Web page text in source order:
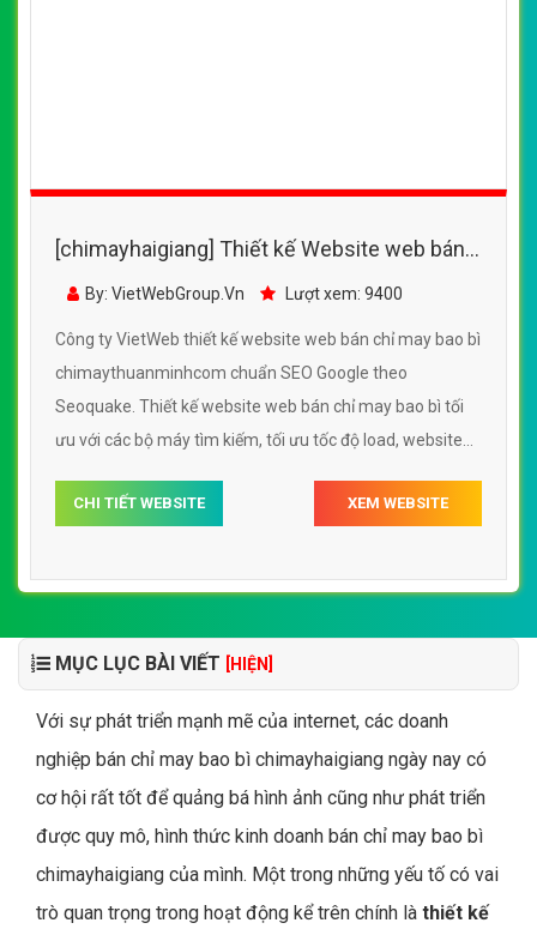
[chimayhaigiang] Thiết kế Website web bán
chỉ may bao bì - chimaythuanminhcom
By: VietWebGroup.Vn Lượt xem: 9400
Công ty VietWeb thiết kế website web bán chỉ may bao bì
chimaythuanminhcom chuẩn SEO Google theo
Seoquake. Thiết kế website web bán chỉ may bao bì tối
ưu với các bộ máy tìm kiếm, tối ưu tốc độ load, website
website web bán chỉ may bao bì chimaythuanminhcom
CHI TIẾT WEBSITE XEM WEBSITE
MỤC LỤC BÀI VIẾT [HIỆN]
Với sự phát triển mạnh mẽ của internet, các doanh
nghiệp bán chỉ may bao bì chimayhaigiang ngày nay có
cơ hội rất tốt để quảng bá hình ảnh cũng như phát triển
được quy mô, hình thức kinh doanh bán chỉ may bao bì
chimayhaigiang của mình. Một trong những yếu tố có vai
trò quan trọng trong hoạt động kể trên chính là thiết kế